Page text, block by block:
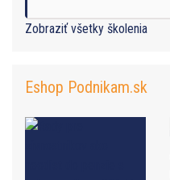
Zobraziť všetky školenia
Eshop Podnikam.sk